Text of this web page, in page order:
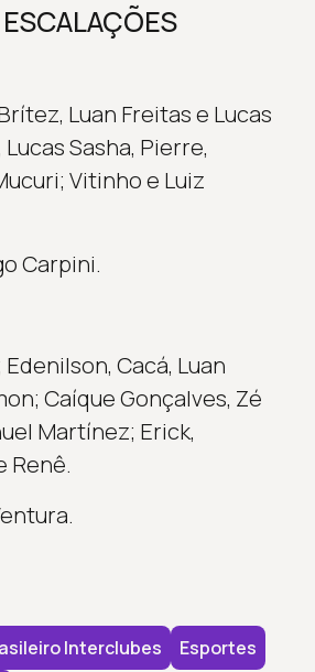
Luan Freitas e Lucas
Sasha, Pierre,
Vitinho e Luiz
Carpini.
Cacá, Luan
Caíque Gonçalves, Zé
Martínez; Erick,
Renê.
Interclubes Esportes